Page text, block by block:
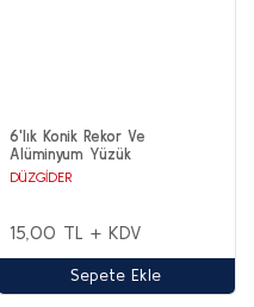
6'lık Konik Rekor Ve
Alüminyum Yüzük
DÜZGİDER
15,00 TL + KDV
Sepete Ekle